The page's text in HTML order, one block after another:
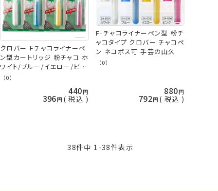
クロバー Ｆチャコライナーペ
ン型カートリッジ 粉チャコ ホ
ワイト/ブルー/イエロー/ピン
ク チャコペン パウダータイプ
（0）
440
396 税込
F-チャコライナーペン型 粉チ
ャコタイプ クロバー チャコペ
ン ネコポス可 手芸の山久
（0）
880
792 税込
38件中 1 -38件表示